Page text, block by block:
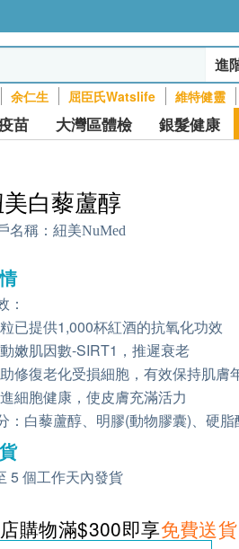
進
余仁生 屈臣氏Watslife 維特健靈
苗 大灣區體檢 銀髮健康
白藜蘆醇
名稱： 紐美NuMed
：
粒已提供1,000杯紅酒的抗氧化功效
動嫩肌因數-SIRT1，推遲衰老
助修復老化受損細胞，有效保持肌膚
細胞健康，使皮膚充滿活力
：白藜蘆醇、明膠(動物膠囊)、硬脂
5 個工作天內發貨
購物滿$300即享免費送貨